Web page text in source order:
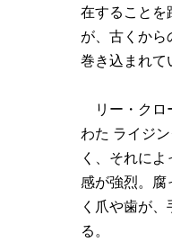
在することを
が、古くか
巻き込まれて
リー・クロ
わた ライジ
く、それに
感が強烈。腐
く爪や歯が
る。